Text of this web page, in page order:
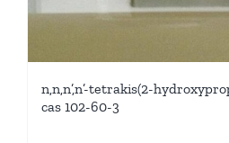
n,n,n’,n’-tetrakis(2-
cas 102-60-3